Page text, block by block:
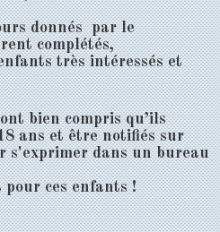
donnés par le
complétés,
très intéressés et
bien compris qu’ils
ans et être notifiés sur
s'exprimer dans un bureau
ces enfants !